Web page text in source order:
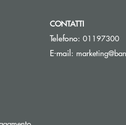
nuova finestra
finestra
CONTATTI
Telefono: 01197300
E-mail: